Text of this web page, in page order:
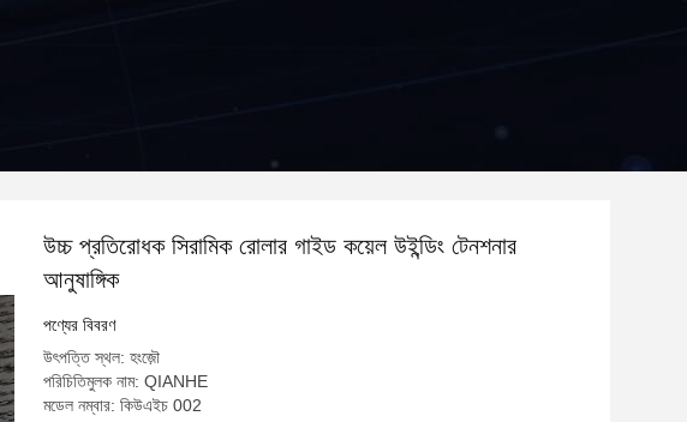
উচ্চ প্রতিরোধক সিরামিক রোলার গাইড কয়েল উইন্ডিং টেনশনার
আনুষাঙ্গিক
পণ্যের বিবরণ
উৎপত্তি স্থল: হংজ়ৌ
পরিচিতিমুলক নাম: QIANHE
মডেল নম্বার: কিউএইচ 002